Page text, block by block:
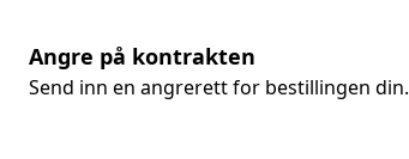
Angre på kontrakten
Send inn en angrerett for bestillingen din.